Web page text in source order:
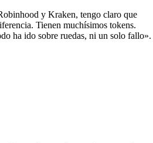
y Kraken, tengo claro que
Tienen muchísimos tokens.
ha ido sobre ruedas, ni un solo fallo».